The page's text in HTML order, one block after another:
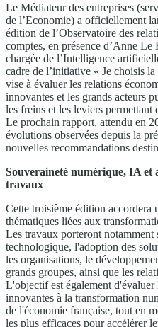
Le Médiateur des entreprises
de l’Economie) a officiellement
édition de l’Observatoire des
comptes, en présence d’Anne
chargée de l’Intelligence
cadre de l’initiative « Je choisis
vise à évaluer les relations
innovantes et les grands acteurs
les freins et les leviers permettant
Le prochain rapport, attendu en
évolutions observées depuis la
nouvelles recommandations
Souveraineté numérique, IA et
travaux
Cette troisième édition accordera
thématiques liées aux
Les travaux porteront notamment
technologique, l'adoption des
les organisations, le
grands groupes, ainsi que les
L'objectif est également
innovantes à la transformation
de l'économie française, tout en
les plus efficaces pour accélérer